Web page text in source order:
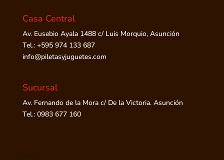
Casa Central
Av. Eusebio Ayala 1488 c/ Luis Morquio, Asunción
Tel.: +595 974 133 687
info@piletasyjuguetes.com
Sucursal
Av. Fernando de la Mora c/ De la Victoria. Asunción
Tel.: 0983 677 160